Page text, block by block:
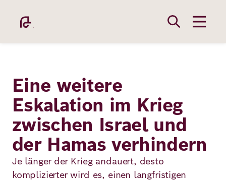
Inhalt
Academy
Fellowship
Eine weitere
Eskalation im Krieg
zwischen Israel und
der Hamas verhindern
Je länger der Krieg andauert, desto
komplizierter wird es, einen langfristigen